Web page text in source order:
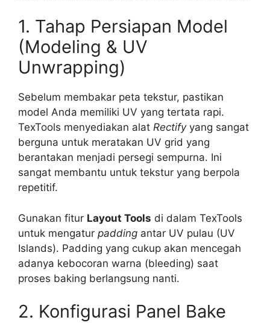
1. Tahap Persiapan Model
(Modeling & UV
Unwrapping)
Sebelum membakar peta tekstur, pastikan
model Anda memiliki UV yang tertata rapi.
TexTools menyediakan alat Rectifyyang sangat
berguna untuk meratakan UV grid yang
berantakan menjadi persegi sempurna. Ini
sangat membantu untuk tekstur yang berpola
repetitif.
Gunakan fitur Layout Tools di dalam TexTools
untuk mengatur padding antar UV pulau (UV
Islands). Padding yang cukup akan mencegah
adanya kebocoran warna (bleeding) saat
proses baking berlangsung nanti.
2. Konfigurasi Panel Bake